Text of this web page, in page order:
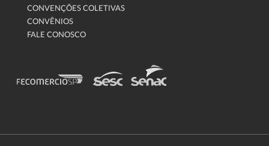
CONVENÇÕES COLETIVAS
CONVÊNIOS
FALE CONOSCO